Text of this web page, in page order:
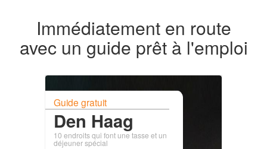
Immédiatement en route
avec un guide prêt à l'emploi
Guide gratuit
Den Haag
10 endroits qui font une tasse et un
déjeuner spécial